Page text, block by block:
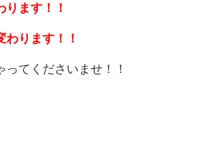
ます！！
ります！！
てくださいませ！！